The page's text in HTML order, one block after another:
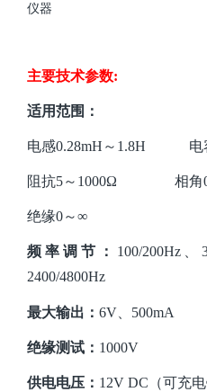
仪器
主要技术参数:
适用范围：
电感0.28mH～1.8H 电容
阻抗5～1000Ω 相角0
绝缘0～∞
频率调节： 100/200Hz、
2400/4800Hz
最大输出： 6V、500mA
绝缘测试： 1000V
供电电压： 12V DC（可充电